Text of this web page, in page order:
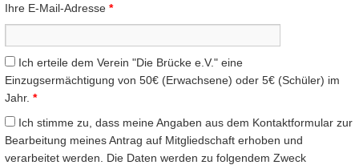
Ihre E-Mail-Adresse *
Ich erteile dem Verein "Die Brücke e.V." eine
Einzugsermächtigung von 50€ (Erwachsene) oder 5€ (Schüler) im
Jahr. *
Ich stimme zu, dass meine Angaben aus dem Kontaktformular zur
Bearbeitung meines Antrag auf Mitgliedschaft erhoben und
verarbeitet werden. Die Daten werden zu folgendem Zweck